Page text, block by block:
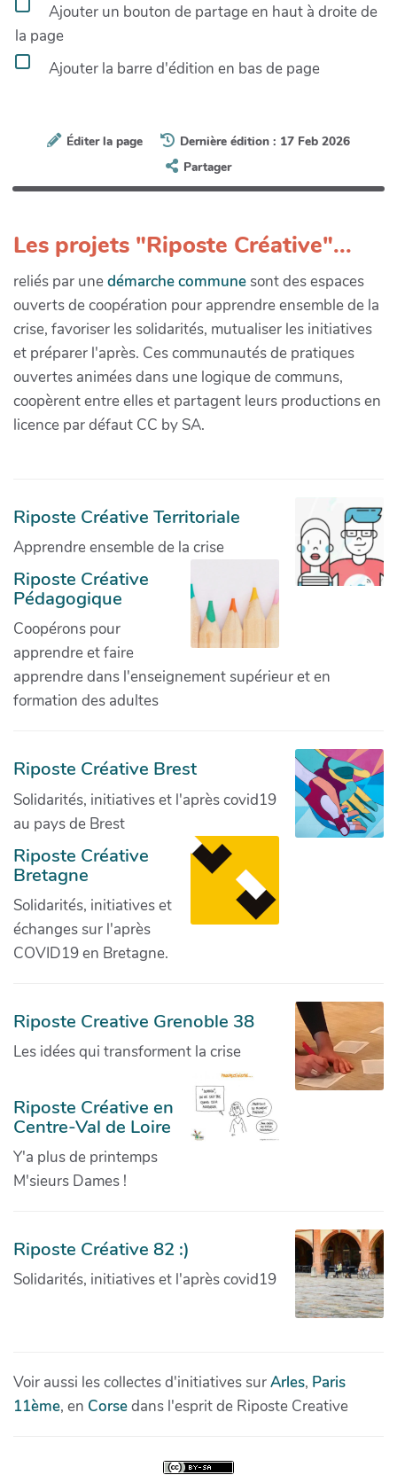
Ajouter un bouton de partage en haut à droite de
la page
Ajouter la barre d'édition en bas de page
Éditer la page
Dernière édition : 17 Feb 2026
Partager